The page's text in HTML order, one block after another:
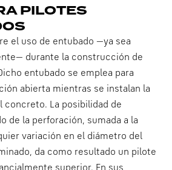
PILOTES
el uso de entubado —ya sea
durante la construcción de
entubado se emplea para
abierta mientras se instalan la
concreto. La posibilidad de
de la perforación, sumada a la
variación en el diámetro del
da como resultado un pilote
superior. En sus